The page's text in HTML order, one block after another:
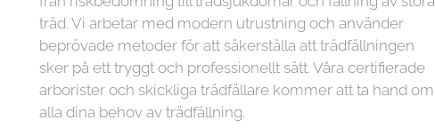
träd. Vi arbetar med modern utrustning och använder
beprövade metoder för att säkerställa att trädfällningen
sker på ett tryggt och professionellt sätt. Våra certifierade
arborister och skickliga trädfällare kommer att ta hand om
alla dina behov av trädfällning.